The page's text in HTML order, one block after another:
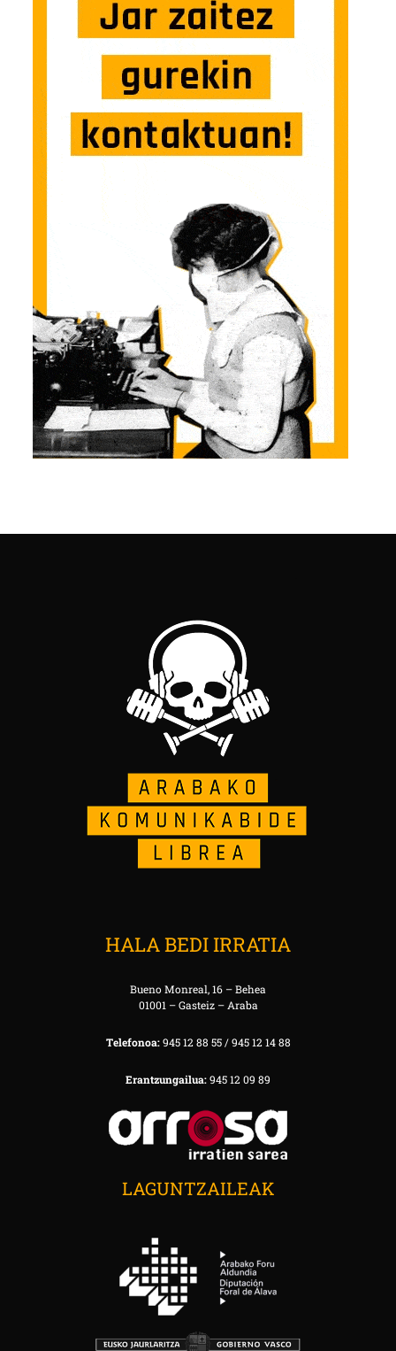
HALA BEDI IRRATIA
Bueno Monreal, 16 – Behea
01001 – Gasteiz – Araba
Telefonoa:945 12 88 55 / 945 12 14 88
Erantzungailua:945 12 09 89
LAGUNTZAILEAK